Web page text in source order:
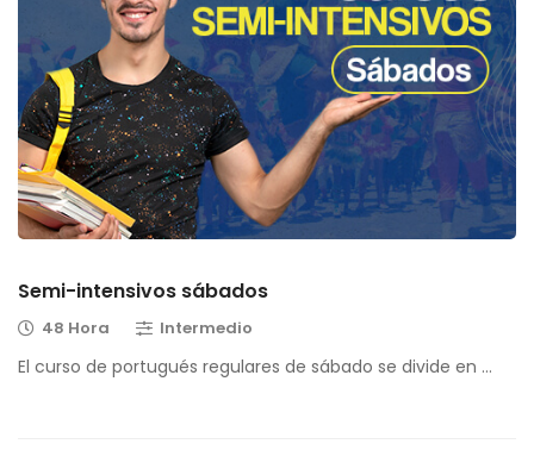
Semi-intensivos sábados
48 Hora Intermedio
El curso de portugués regulares de sábado se divide en …